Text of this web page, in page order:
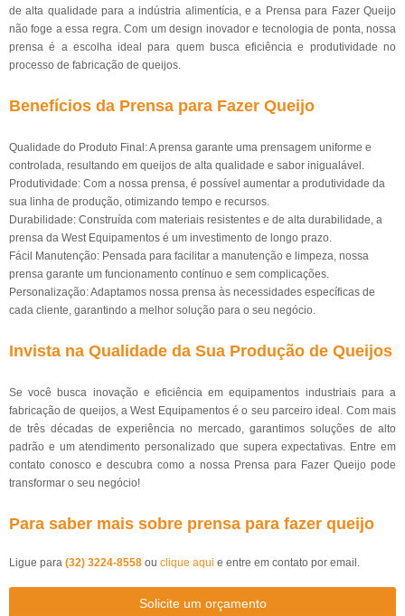
de alta qualidade para a indústria alimentícia, e a Prensa para Fazer Queijo
não foge a essa regra. Com um design inovador e tecnologia de ponta, nossa
prensa é a escolha ideal para quem busca eficiência e produtividade no
processo de fabricação de queijos.
Benefícios da Prensa para Fazer Queijo
Qualidade do Produto Final: A prensa garante uma prensagem uniforme e
controlada, resultando em queijos de alta qualidade e sabor inigualável.
Produtividade: Com a nossa prensa, é possível aumentar a produtividade da
sua linha de produção, otimizando tempo e recursos.
Durabilidade: Construída com materiais resistentes e de alta durabilidade, a
prensa da West Equipamentos é um investimento de longo prazo.
Fácil Manutenção: Pensada para facilitar a manutenção e limpeza, nossa
prensa garante um funcionamento contínuo e sem complicações.
Personalização: Adaptamos nossa prensa às necessidades específicas de
cada cliente, garantindo a melhor solução para o seu negócio.
Invista na Qualidade da Sua Produção de Queijos
Se você busca inovação e eficiência em equipamentos industriais para a
fabricação de queijos, a West Equipamentos é o seu parceiro ideal. Com mais
de três décadas de experiência no mercado, garantimos soluções de alto
padrão e um atendimento personalizado que supera expectativas. Entre em
contato conosco e descubra como a nossa Prensa para Fazer Queijo pode
transformar o seu negócio!
Para saber mais sobre prensa para fazer queijo
Ligue para (32) 3224-8558 ou clique aqui e entre em contato por email.
Solicite um orçamento